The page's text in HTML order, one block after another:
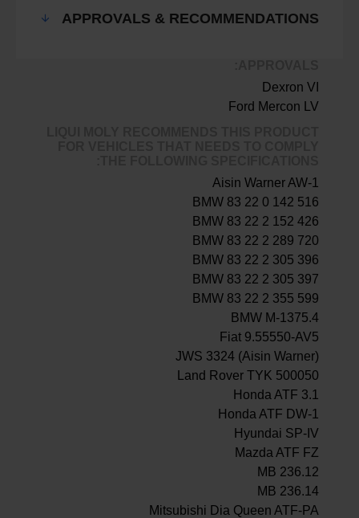
APPROVALS & RECOMMENDATIONS
Dexron VI
Ford Mercon LV
Aisin Warner AW-1
BMW 83 22 0 142 516
BMW 83 22 2 152 426
BMW 83 22 2 289 720
BMW 83 22 2 305 396
BMW 83 22 2 305 397
BMW 83 22 2 355 599
BMW M-1375.4
Fiat 9.55550-AV5
JWS 3324 (Aisin Warner)
Land Rover TYK 500050
Honda ATF 3.1
Honda ATF DW-1
Hyundai SP-IV
Mazda ATF FZ
MB 236.12
MB 236.14
Mitsubishi Dia Queen ATF-PA